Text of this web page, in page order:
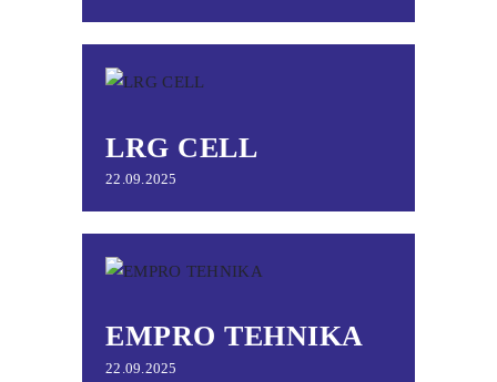
LRG CELL
22.09.2025
EMPRO TEHNIKA
22.09.2025